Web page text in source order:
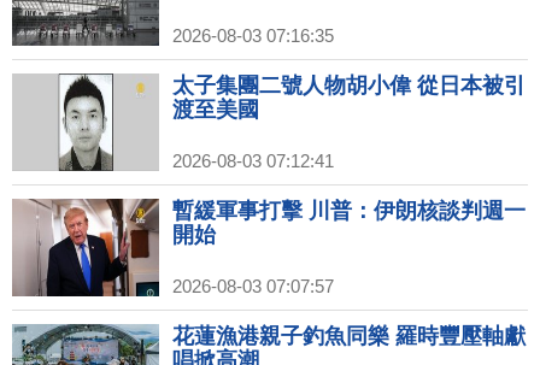
2026-08-03 07:16:35
太子集團二號人物胡小偉 從日本被引
渡至美國
2026-08-03 07:12:41
暫緩軍事打擊 川普：伊朗核談判週一
開始
2026-08-03 07:07:57
花蓮漁港親子釣魚同樂 羅時豐壓軸獻
唱掀高潮